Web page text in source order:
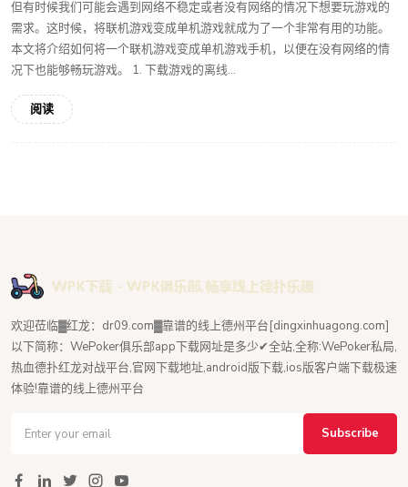
但有时候我们可能会遇到网络不稳定或者没有网络的情况下想要玩游戏的
需求。这时候，将联机游戏变成单机游戏就成为了一个非常有用的功能。
本文将介绍如何将一个联机游戏变成单机游戏手机，以便在没有网络的情
况下也能够畅玩游戏。 1. 下载游戏的离线...
阅读
欢迎莅临▓红龙：dr09.com▓靠谱的线上德州平台[dingxinhuagong.com]
以下简称：WePoker俱乐部app下载网址是多少✔全站,全称:WePoker私局,
热血德扑红龙对战平台,官网下载地址,android版下载,ios版客户端下载极速
体验!靠谱的线上德州平台
Subscribe